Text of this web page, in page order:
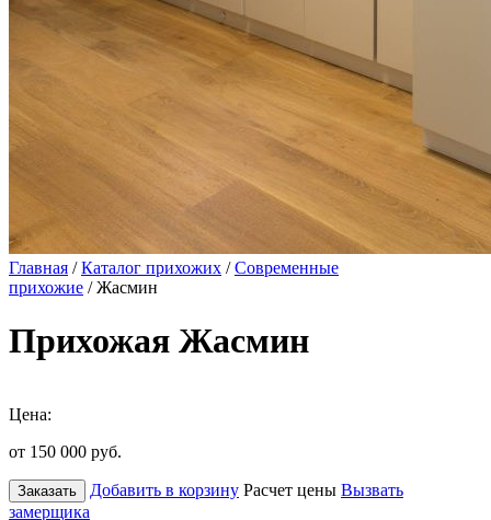
Главная /Каталог прихожих /Современные
прихожие / Жасмин
Прихожая Жасмин
Цена:
от 150 000 руб.
Заказать Добавить в корзину Расчет цены Вызвать
замерщика